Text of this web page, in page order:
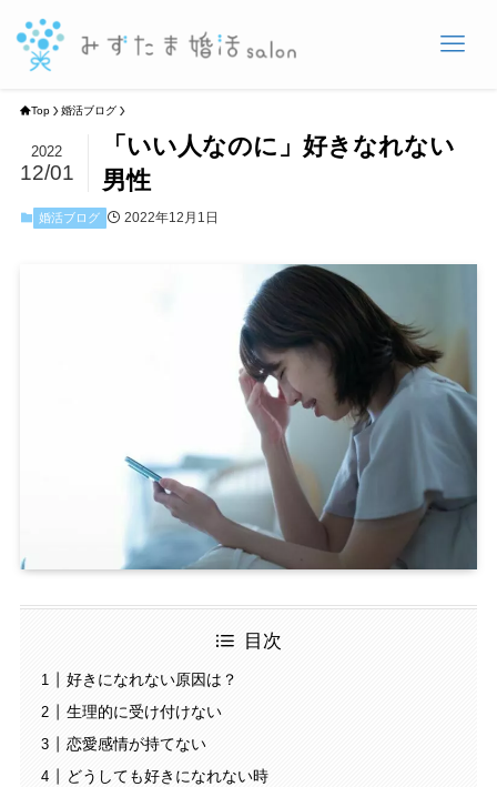
Top 婚活ブログ
「いい人なのに」好きなれない
男性
2022
12/01
婚活ブログ 2022年12月1日
目次
好きになれない原因は？
生理的に受け付けない
恋愛感情が持てない
どうしても好きになれない時